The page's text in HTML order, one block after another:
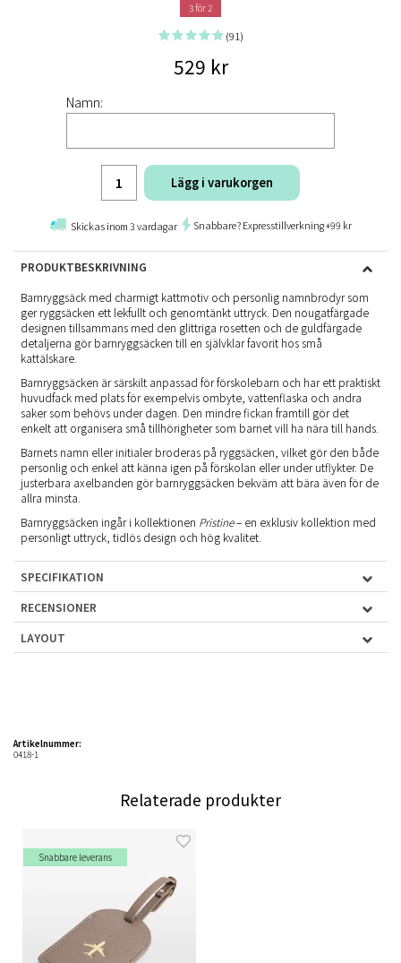
3 för 2
(91)
529 kr
Namn:
Lägg i varukorgen
Skickas inom 3 vardagar Snabbare? Expresstillverkning +99 kr
PRODUKTBESKRIVNING
Barnryggsäck med charmigt kattmotiv och personlig namnbrodyr som
ger ryggsäcken ett lekfullt och genomtänkt uttryck. Den nougatfärgade
designen tillsammans med den glittriga rosetten och de guldfärgade
detaljerna gör barnryggsäcken till en självklar favorit hos små
kattälskare.
Barnryggsäcken är särskilt anpassad för förskolebarn och har ett praktiskt
huvudfack med plats för exempelvis ombyte, vattenflaska och andra
saker som behövs under dagen. Den mindre fickan framtill gör det
enkelt att organisera små tillhörigheter som barnet vill ha nära till hands.
Barnets namn eller initialer broderas på ryggsäcken, vilket gör den både
personlig och enkel att känna igen på förskolan eller under utflykter. De
justerbara axelbanden gör barnryggsäcken bekväm att bära även för de
allra minsta.
Barnryggsäcken ingår i kollektionen Pristine– en exklusiv kollektion med
personligt uttryck, tidlös design och hög kvalitet.
SPECIFIKATION
RECENSIONER
LAYOUT
Artikelnummer:
0418-1
Relaterade produkter
Snabbare leverans